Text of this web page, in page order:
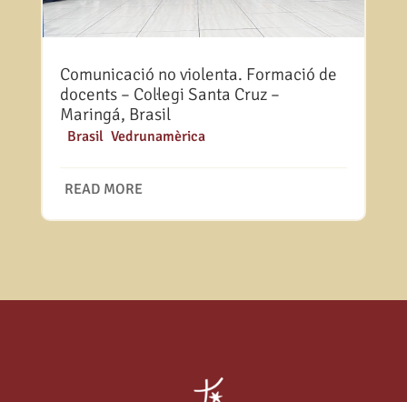
Comunicació no violenta. Formació de
docents – Col·legi Santa Cruz –
Maringá, Brasil
Brasil, Vedrunamèrica
READ MORE